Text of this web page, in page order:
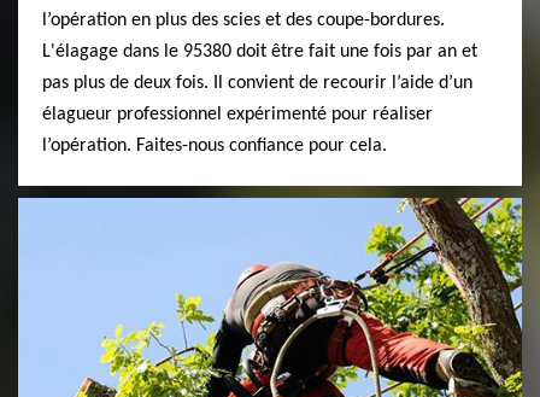
l’opération en plus des scies et des coupe-bordures.
L'élagage dans le 95380 doit être fait une fois par an et
pas plus de deux fois. Il convient de recourir l’aide d’un
élagueur professionnel expérimenté pour réaliser
l’opération. Faites-nous confiance pour cela.